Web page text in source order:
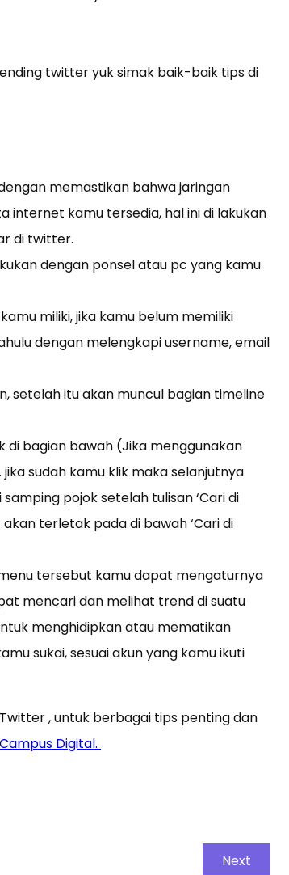
twitter yuk simak baik-baik tips di
memastikan bahwa jaringan
internet kamu tersedia, hal ini di lakukan
di twitter.
dengan ponsel atau pc yang kamu
miliki, jika kamu belum memiliki
dengan melengkapi username, email
setelah itu akan muncul bagian timeline
bagian bawah (Jika menggunakan
sudah kamu klik maka selanjutnya
pojok setelah tulisan ‘Cari di
terletak pada di bawah ‘Cari di
tersebut kamu dapat mengaturnya
mencari dan melihat trend di suatu
menghidipkan atau mematikan
sukai, sesuai akun yang kamu ikuti
, untuk berbagai tips penting dan
Campus Digital.
Next